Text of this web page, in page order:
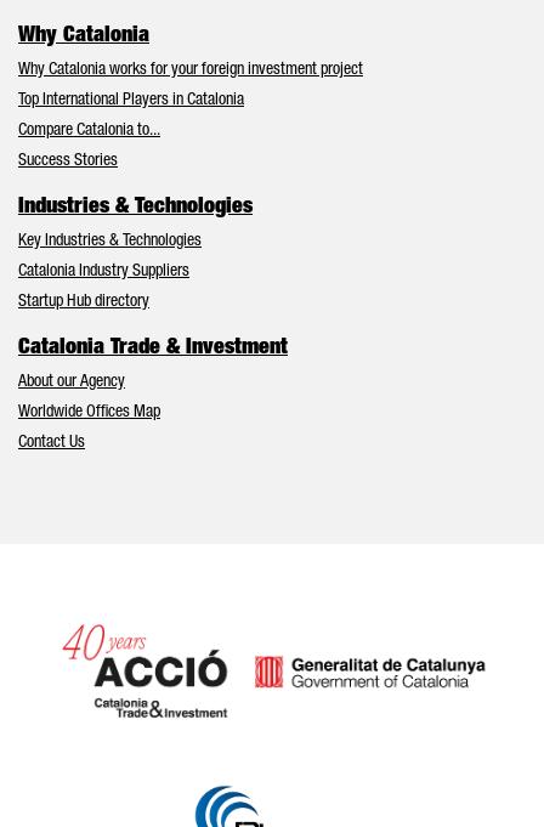
Why Catalonia
Why Catalonia works for your foreign investment project
Top International Players in Catalonia
Compare Catalonia to...
Success Stories
Industries & Technologies
Key Industries & Technologies
Catalonia Industry Suppliers
Startup Hub directory
Catalonia Trade & Investment
About our Agency
Worldwide Offices Map
Contact Us